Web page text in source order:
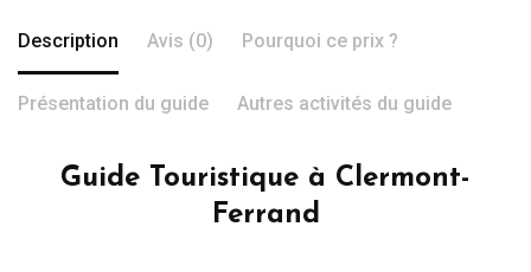
Description Avis (0) Pourquoi ce prix ?
Présentation du guide Autres activités du guide
Guide Touristique à Clermont-
Ferrand